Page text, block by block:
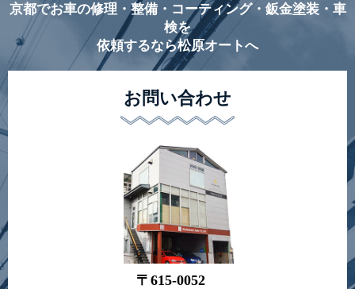
京都でお車の修理・整備・コーティング・鈑金塗装・車
検を
依頼するなら松原オートへ
お問い合わせ
〒615-0052